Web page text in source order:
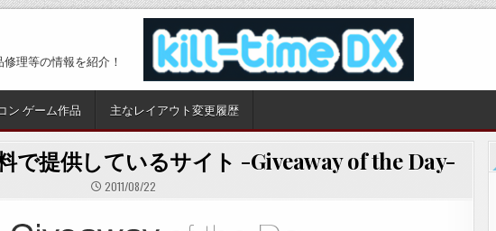
理等の情報を紹介！
ン ゲーム作品 主なレイアウト変更履歴
で提供しているサイト -Giveaway of the Day-
2011/08/22